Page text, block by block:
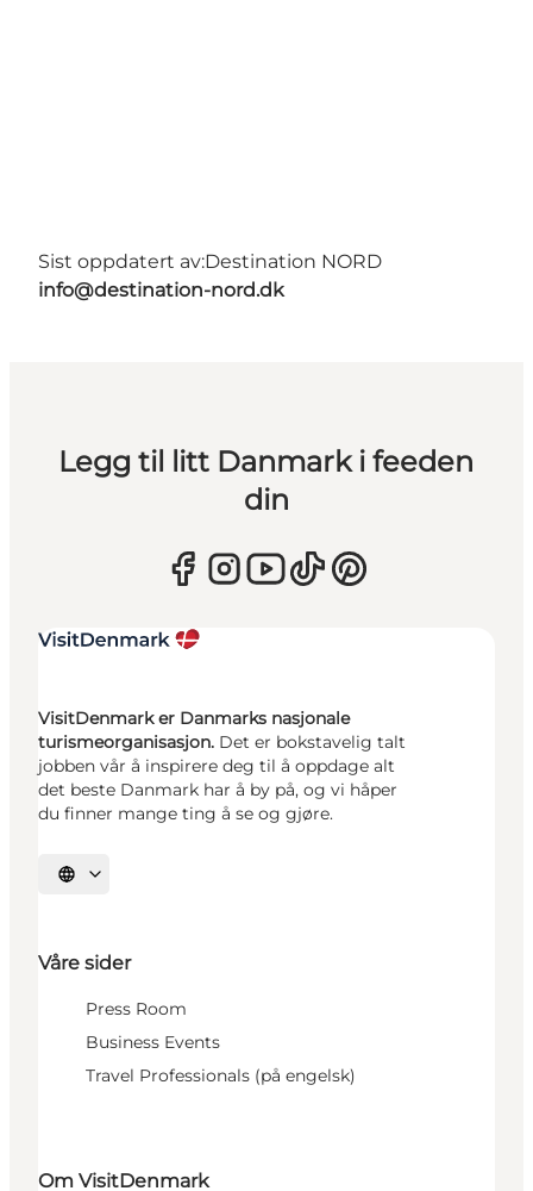
Sist oppdatert av:Destination NORD
info@destination-nord.dk
Legg til litt Danmark i feeden
din
VisitDenmark er Danmarks nasjonale
turismeorganisasjon. Det er bokstavelig talt
jobben vår å inspirere deg til å oppdage alt
det beste Danmark har å by på, og vi håper
du finner mange ting å se og gjøre.
Velg språk
Våre sider
Press Room
Business Events
Travel Professionals (på engelsk)
Om VisitDenmark